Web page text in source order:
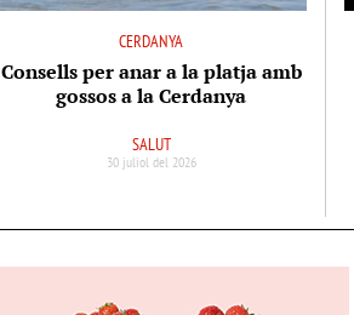
CERDANYA
Consells per anar a la platja amb
gossos a la Cerdanya
SALUT
30 juliol del 2026